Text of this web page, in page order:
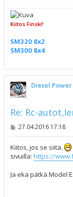
Kiitos Finski!
SM320 8x2
SM300 8x4
Diesel Power
Re: Rc-
V
s
t
i
27.04.2016 17:18
Kiitos, jos se siitä.
sivuilla: https://
Ja eka pätkä Model